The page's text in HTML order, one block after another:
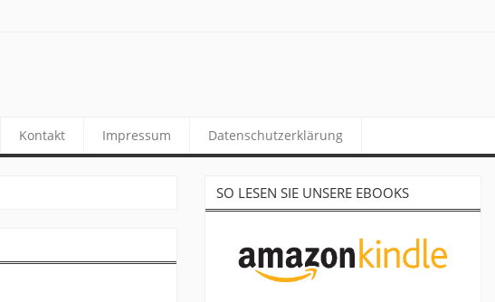
Kontakt Impressum Datenschutzerklärung
SO LESEN SIE UNSERE EBOOKS